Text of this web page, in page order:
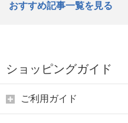
おすすめ記事一覧を見る
ショッピングガイド
ご利用ガイド